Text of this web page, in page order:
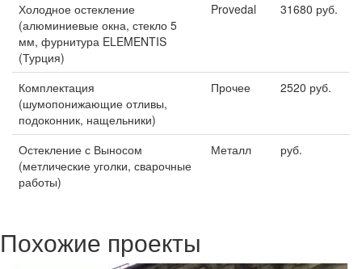
Холодное остекление
(алюминиевые окна, стекло 5
мм, фурнитура ELEMENTIS
(Турция)
Provedal 31680 руб.
Комплектация
(шумопонижающие отливы,
подоконник, нащельники)
Прочее 2520 руб.
Остекление с Выносом
(метлические уголки, сварочные
работы)
Металл руб.
Похожие проекты